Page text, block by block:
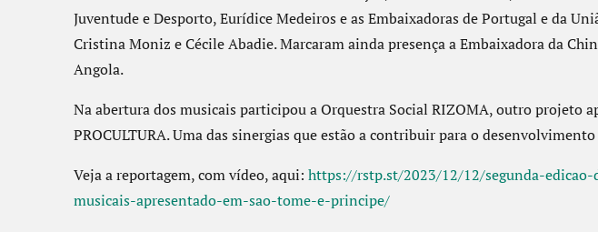
Juventude e Desporto, Eurídice Medeiros e as Embaixadoras de Portugal e da
Cristina Moniz e Cécile Abadie. Marcaram ainda presença a Embaixadora da
Angola.
Na abertura dos musicais participou a Orquestra Social RIZOMA, outro projeto
PROCULTURA. Uma das sinergias que estão a contribuir para o
Veja a reportagem, com vídeo, aqui: https://rstp.st/2023/12/12/segunda-edicao-
musicais-apresentado-em-sao-tome-e-principe/